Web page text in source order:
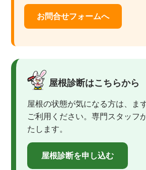
お問合せフォームへ
屋根診断はこちらから
屋根の状態が気になる方は、ま
ご利用ください。専門スタッフ
たします。
屋根診断を申し込む